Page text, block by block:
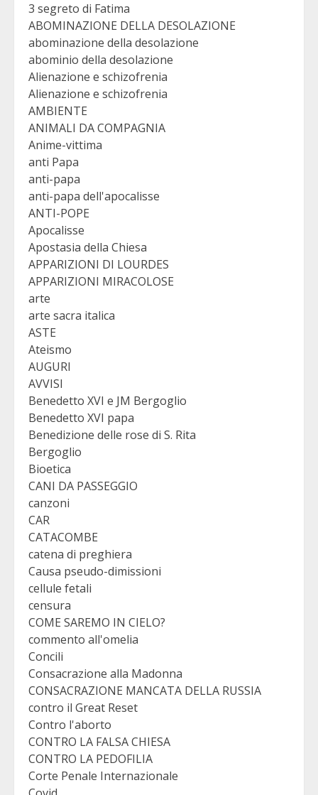
3 segreto di Fatima
ABOMINAZIONE DELLA DESOLAZIONE
abominazione della desolazione
abominio della desolazione
Alienazione e schizofrenia
Alienazione e schizofrenia
AMBIENTE
ANIMALI DA COMPAGNIA
Anime-vittima
anti Papa
anti-papa
anti-papa dell'apocalisse
ANTI-POPE
Apocalisse
Apostasia della Chiesa
APPARIZIONI DI LOURDES
APPARIZIONI MIRACOLOSE
arte
arte sacra italica
ASTE
Ateismo
AUGURI
AVVISI
Benedetto XVI e JM Bergoglio
Benedetto XVI papa
Benedizione delle rose di S. Rita
Bergoglio
Bioetica
CANI DA PASSEGGIO
canzoni
CAR
CATACOMBE
catena di preghiera
Causa pseudo-dimissioni
cellule fetali
censura
COME SAREMO IN CIELO?
commento all'omelia
Concili
Consacrazione alla Madonna
CONSACRAZIONE MANCATA DELLA RUSSIA
contro il Great Reset
Contro l'aborto
CONTRO LA FALSA CHIESA
CONTRO LA PEDOFILIA
Corte Penale Internazionale